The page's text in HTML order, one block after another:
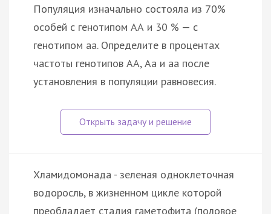
Популяция изначально состояла из 70%
особей с генотипом АА и 30 % — с
генотипом аа. Определите в процентах
частоты генотипов АА, Аа и аа после
установления в популяции равновесия.
Хламидомонада - зеленая одноклеточная
водоросль, в жизненном цикле которой
преобладает стадия гаметофита (половое